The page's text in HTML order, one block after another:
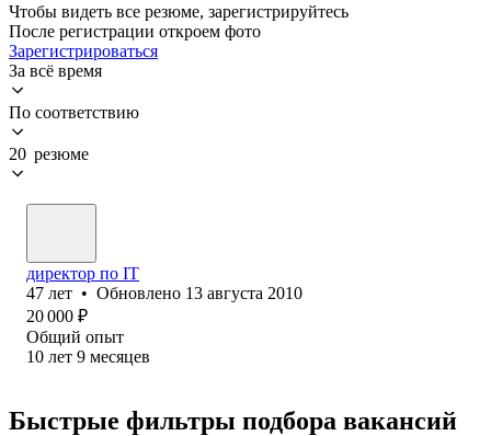
Чтобы видеть все резюме, зарегистрируйтесь
После регистрации откроем фото
Зарегистрироваться
За всё время
По соответствию
20 резюме
директор по IT
47 лет • Обновлено 13 августа 2010
20 000 ₽
Общий опыт
10 лет 9 месяцев
Быстрые фильтры подбора вакансий